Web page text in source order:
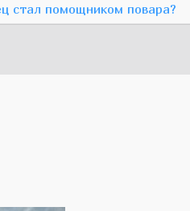
стал помощником повара?